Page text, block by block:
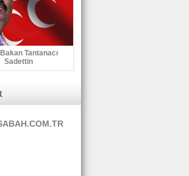
Tantanacı
Sadettin